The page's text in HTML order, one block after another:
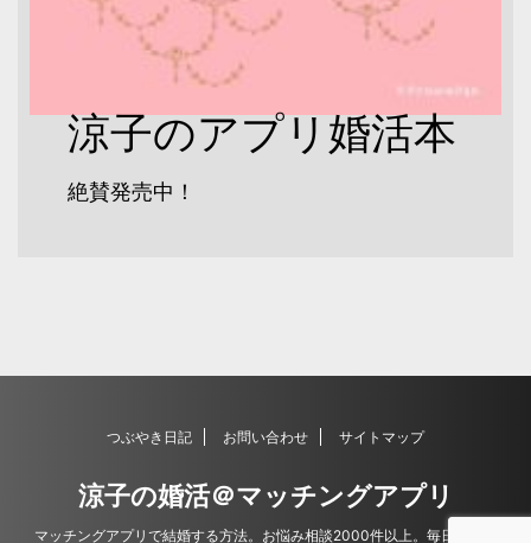
涼子のアプリ婚活本
絶賛発売中！
つぶやき日記 お問い合わせ サイトマップ
涼子の婚活＠マッチングアプリ
マッチングアプリで結婚する方法。お悩み相談2000件以上。毎日更新。